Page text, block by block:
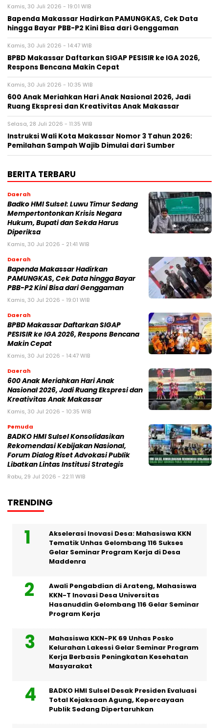
Kamis, 30 Juli 2026 - 19:01 WIB
Bapenda Makassar Hadirkan PAMUNGKAS, Cek Data
hingga Bayar PBB-P2 Kini Bisa dari Genggaman
Kamis, 30 Juli 2026 - 14:47 WIB
BPBD Makassar Daftarkan SIGAP PESISIR ke IGA 2026,
Respons Bencana Makin Cepat
Kamis, 30 Juli 2026 - 10:35 WIB
600 Anak Meriahkan Hari Anak Nasional 2026, Jadi
Ruang Ekspresi dan Kreativitas Anak Makassar
Selasa, 28 Juli 2026 - 11:35 WIB
Instruksi Wali Kota Makassar Nomor 3 Tahun 2026:
Pemilahan Sampah Wajib Dimulai dari Sumber
BERITA TERBARU
Daerah
Badko HMI Sulsel: Luwu Timur Sedang
Mempertontonkan Krisis Negara
Hukum, Bupati dan Sekda Harus
Diperiksa
Kamis, 30 Jul 2026 - 21:41 WIB
Daerah
Bapenda Makassar Hadirkan
PAMUNGKAS, Cek Data hingga Bayar
PBB-P2 Kini Bisa dari Genggaman
Kamis, 30 Jul 2026 - 19:01 WIB
Daerah
BPBD Makassar Daftarkan SIGAP
PESISIR ke IGA 2026, Respons Bencana
Makin Cepat
Kamis, 30 Jul 2026 - 14:47 WIB
Daerah
600 Anak Meriahkan Hari Anak
Nasional 2026, Jadi Ruang Ekspresi dan
Kreativitas Anak Makassar
Kamis, 30 Jul 2026 - 10:35 WIB
Pemuda
BADKO HMI Sulsel Konsolidasikan
Rekomendasi Kebijakan Nasional,
Forum Dialog Riset Advokasi Publik
Libatkan Lintas Institusi Strategis
Rabu, 29 Jul 2026 - 22:11 WIB
TRENDING
Akselerasi Inovasi Desa: Mahasiswa KKN
Tematik Unhas Gelombang 116 Sukses
Gelar Seminar Program Kerja di Desa
Maddenra
Awali Pengabdian di Arateng, Mahasiswa
KKN-T Inovasi Desa Universitas
Hasanuddin Gelombang 116 Gelar Seminar
Program Kerja
Mahasiswa KKN-PK 69 Unhas Posko
Kelurahan Lakessi Gelar Seminar Program
Kerja Berbasis Peningkatan Kesehatan
Masyarakat
BADKO HMI Sulsel Desak Presiden Evaluasi
Total Kejaksaan Agung, Kepercayaan
Publik Sedang Dipertaruhkan